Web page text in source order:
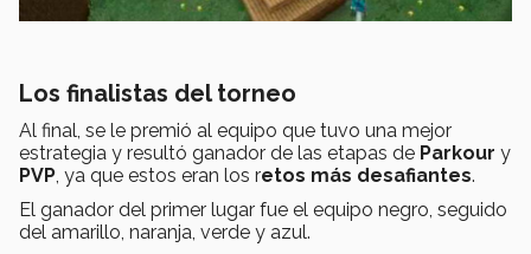
Los finalistas del torneo
Al final, se le premió al equipo que tuvo una mejor
estrategia y resultó ganador de las etapas de Parkour y
PVP, ya que estos eran los retos más desafiantes.
El ganador del primer lugar fue el equipo negro, seguido
del amarillo, naranja, verde y azul.